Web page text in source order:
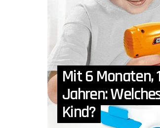
Mit 6 Monaten,
Jahren:
Kind?